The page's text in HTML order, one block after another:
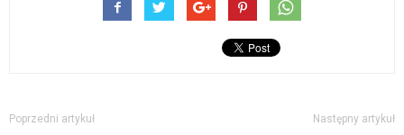
Poprzedni artykuł Następny artykuł